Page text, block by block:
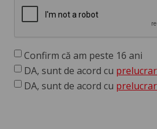
Confirm că am peste 16 ani
DA, sunt de acord cu
DA, sunt de acord cu